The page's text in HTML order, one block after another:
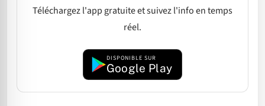
Téléchargez l'app gratuite et suivez l'info en temps
réel.
DISPONIBLE SUR
Google Play